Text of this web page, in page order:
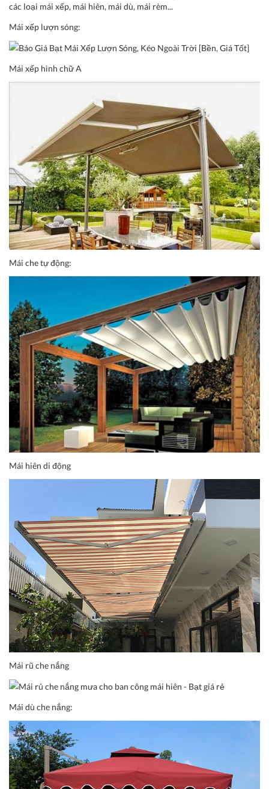
các loại mái xếp, mái hiên, mái dù, mái rèm...
Mái xếp lượn sóng:
Mái xếp hình chữ A
Mái che tự động:
Mái hiên di động
Mái rũ che nắng
Mái dù che nắng: